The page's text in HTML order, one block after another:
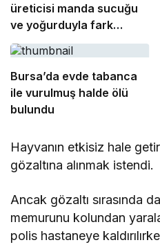
üreticisi manda sucuğu
ve yoğurduyla fark
oluşturdu
Bursa’da evde tabanca
ile vurulmuş halde ölü
bulundu
Hayvanın etkisiz hale
gözaltına alınmak istendi.
Ancak gözaltı sırasında
memurunu kolundan
polis hastaneye